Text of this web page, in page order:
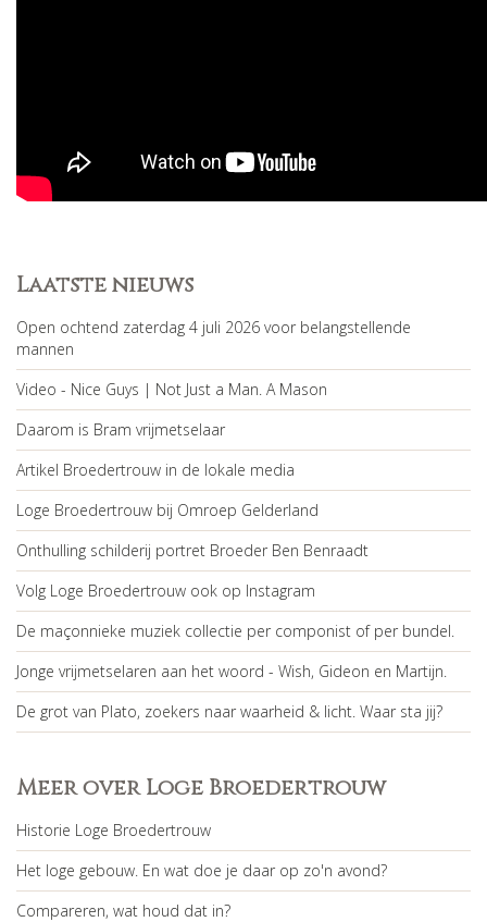
Laatste nieuws
Open ochtend zaterdag 4 juli 2026 voor belangstellende
mannen
Video - Nice Guys | Not Just a Man. A Mason
Daarom is Bram vrijmetselaar
Artikel Broedertrouw in de lokale media
Loge Broedertrouw bij Omroep Gelderland
Onthulling schilderij portret Broeder Ben Benraadt
Volg Loge Broedertrouw ook op Instagram
De maçonnieke muziek collectie per componist of per bundel.
Jonge vrijmetselaren aan het woord - Wish, Gideon en Martijn.
De grot van Plato, zoekers naar waarheid & licht. Waar sta jij?
Meer over Loge Broedertrouw
Historie Loge Broedertrouw
Het loge gebouw. En wat doe je daar op zo'n avond?
Compareren, wat houd dat in?